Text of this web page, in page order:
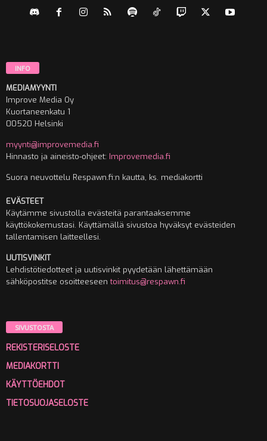
INFO
MEDIAMYYNTI
Improve Media Oy
Kuortaneenkatu 1
00520 Helsinki
myynti@improvemedia.fi
Hinnasto ja aineisto-ohjeet: Improvemedia.fi
Suora neuvottelu Respawn.fi:n kautta, ks. mediakortti
EVÄSTEET
Käytämme sivustolla evästeitä parantaaksemme
käyttökokemustasi. Käyttämällä sivustoa hyväksyt evästeiden
tallentamisen laitteellesi.
UUTISVINKIT
Lehdistötiedotteet ja uutisvinkit pyydetään lähettämään
sähköpostitse osoitteeseentoimitus@respawn.fi
SIVUSTOSTA
REKISTERISELOSTE
MEDIAKORTTI
KÄYTTÖEHDOT
TIETOSUOJASELOSTE